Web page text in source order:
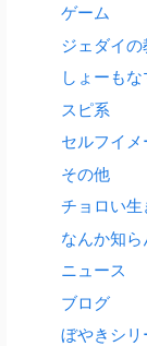
ゲーム
ジェダイ
しょーも
スピ系
セルフイメ
その他
チョロい生
なんか知
ニュース
ブログ
ぼやきシリ